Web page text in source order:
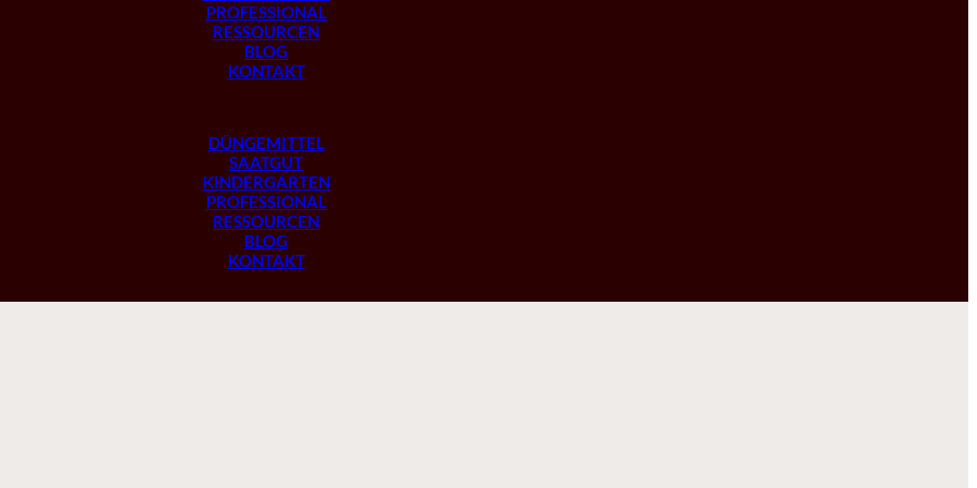
PROFESSIONAL
RESSOURCEN
BLOG
KONTAKT
DÜNGEMITTEL
SAATGUT
KINDERGARTEN
PROFESSIONAL
RESSOURCEN
BLOG
KONTAKT